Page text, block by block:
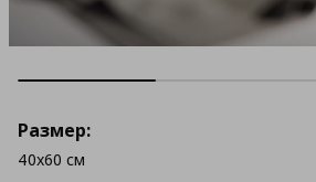
Размер:
40x60 см